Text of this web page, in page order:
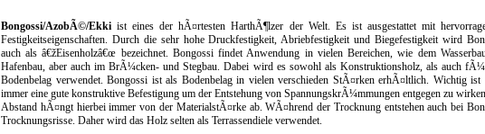
Bongossi/AzobÃ©/Ekki ist eines der hÃ¤rtesten HarthÃ¶lzer der Welt. Es ist ausgestattet mit
Festigkeitseigenschaften. Durch die sehr hohe Druckfestigkeit, Abriebfestigkeit und Biegefestigkeit wird
auch als â€žEisenholzâ€œ bezeichnet. Bongossi findet Anwendung in vielen Bereichen, wie dem
Hafenbau, aber auch im BrÃ¼cken- und Stegbau. Dabei wird es sowohl als Konstruktionsholz, als auch
Bodenbelag verwendet. Bongossi ist als Bodenbelag in vielen verschieden StÃ¤rken erhÃ¤ltlich. Wichtig ist
immer eine gute konstruktive Befestigung um der Entstehung von SpannungskrÃ¼mmungen entgegen zu
Abstand hÃ¤ngt hierbei immer von der MaterialstÃ¤rke ab. WÃ¤hrend der Trocknung entstehen auch bei
Trocknungsrisse. Daher wird das Holz selten als Terrassendiele verwendet.